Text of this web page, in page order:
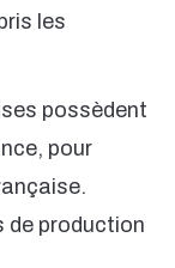
les
possèdent
pour
de production